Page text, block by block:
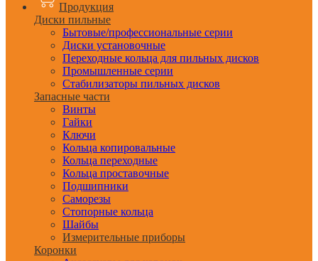
Продукция
Диски пильные
Бытовые/профессиональные серии
Диски установочные
Переходные кольца для пильных дисков
Промышленные серии
Стабилизаторы пильных дисков
Запасные части
Винты
Гайки
Ключи
Кольца копировальные
Кольца переходные
Кольца проставочные
Подшипники
Саморезы
Стопорные кольца
Шайбы
Измерительные приборы
Коронки